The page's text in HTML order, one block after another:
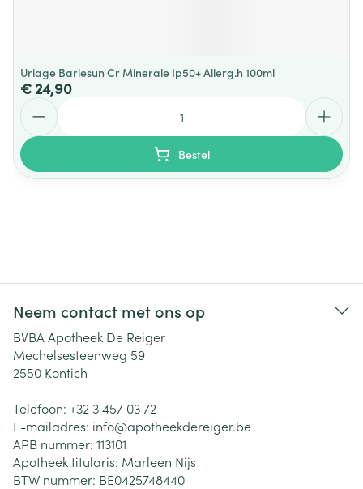
Uriage Bariesun Cr Minerale Ip50+ Allerg.h 100ml
€ 24,90
Bestel
Neem contact met ons op
BVBA Apotheek De Reiger
Mechelsesteenweg 59
2550 Kontich
Telefoon: +32 3 457 03 72
E-mailadres: info@apotheekdereiger.be
APB nummer: 113101
Apotheek titularis: Marleen Nijs
BTW nummer: BE0425748440